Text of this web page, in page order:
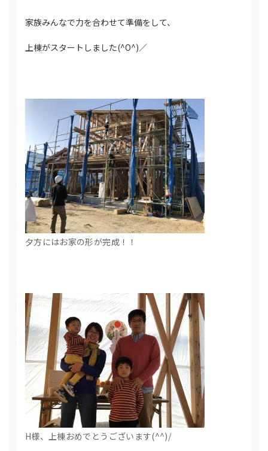
家族みんなで力を合わせて準備をして、
上棟がスタートしました(^O^)／
夕方にはお家の形が完成！！
H様、上棟おめでとうございます(^^)/